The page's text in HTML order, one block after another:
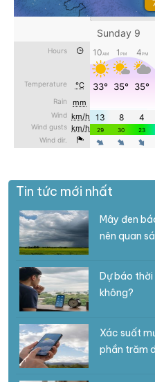
Tin tức mới nhất
Mây đen
nên quan
Dự báo
không?
Xác suất
phần trăm